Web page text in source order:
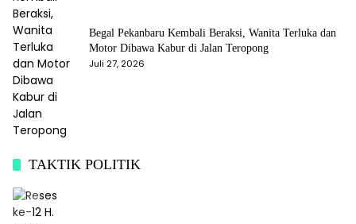
Begal Pekanbaru Kembali Beraksi, Wanita Terluka dan
Motor Dibawa Kabur di Jalan Teropong
Juli 27, 2026
TAKTIK POLITIK